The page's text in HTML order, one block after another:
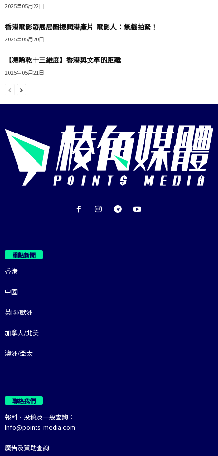
2025年05月22日
香港電影發展局圖振興港產片 電影人：無戲拍緊！
2025年05月20日
【馮睎乾十三維度】香港與文革的距離
2025年05月21日
重點新聞
香港
中國
英國/歐洲
加拿大/北美
澳洲/亞太
聯絡我們
報料、投稿及一般查詢：
Info@points-media.com
廣告及贊助查詢: